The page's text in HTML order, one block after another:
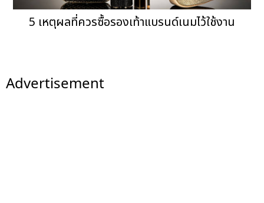
5 เหตุผลที่ควรซื้อรองเท้าแบรนด์เนมไว้ใช้งาน
Advertisement